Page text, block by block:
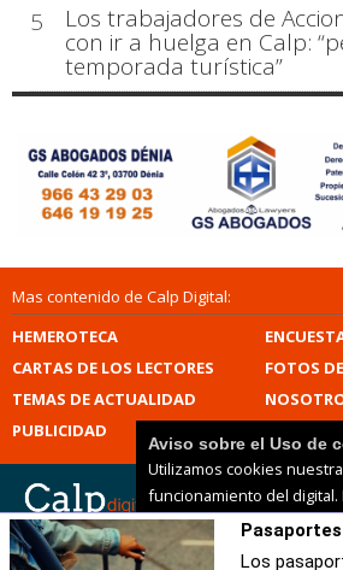
5
Los trabajadores de
con ir a huelga en Calp:
temporada turística”
Mas contenido de Calp Digital:
HEMEROTECA
CARTAS DE LOS LECTORES
FOTOS
TEMAS DE ACTUALIDAD
PUBLICIDAD
Calp Digital |Términos de uso |
Los
Aviso sobre el Uso de
Utilizamos cookies
funcionamiento del
lista de cookies y como
nuestra Política de